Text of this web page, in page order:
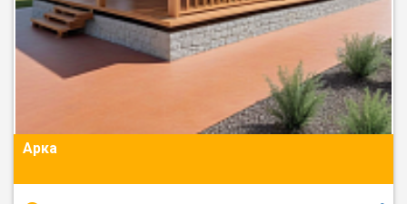
Арка